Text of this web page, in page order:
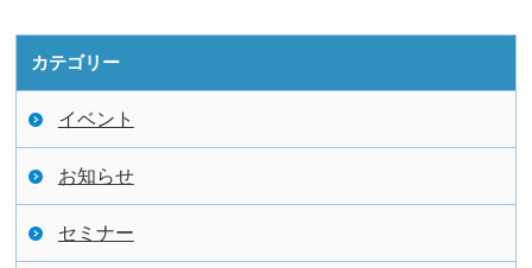
カテゴリー
イベント
お知らせ
セミナー